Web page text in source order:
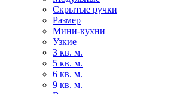
Скрытые ручки
Размер
Мини-кухни
Узкие
3 кв. м.
5 кв. м.
6 кв. м.
9 кв. м.